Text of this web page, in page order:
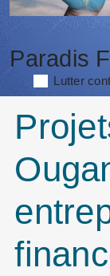
Paradis
Lutter